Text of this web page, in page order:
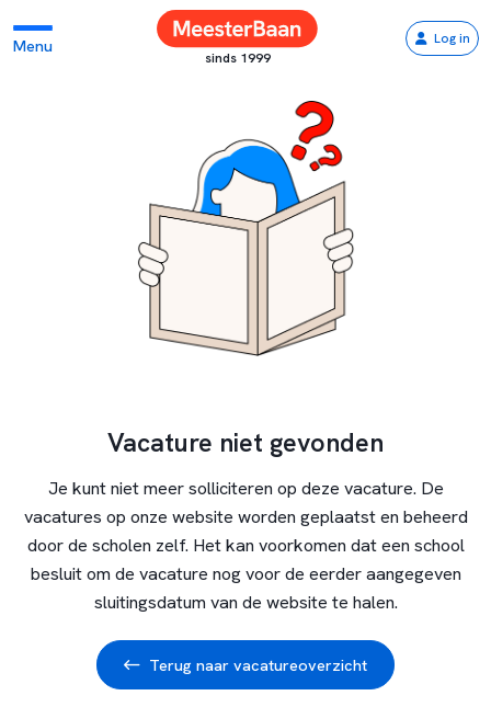
Menu
sinds 1999
Log in
Vacature niet gevonden
Je kunt niet meer solliciteren op deze vacature. De
vacatures op onze website worden geplaatst en beheerd
door de scholen zelf. Het kan voorkomen dat een school
besluit om de vacature nog voor de eerder aangegeven
sluitingsdatum van de website te halen.
Terug naar vacatureoverzicht